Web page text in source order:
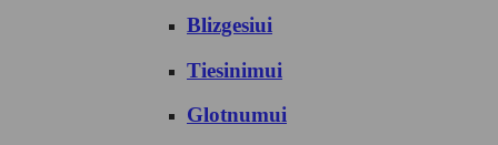
Blizgesiui
Tiesinimui
Glotnumui